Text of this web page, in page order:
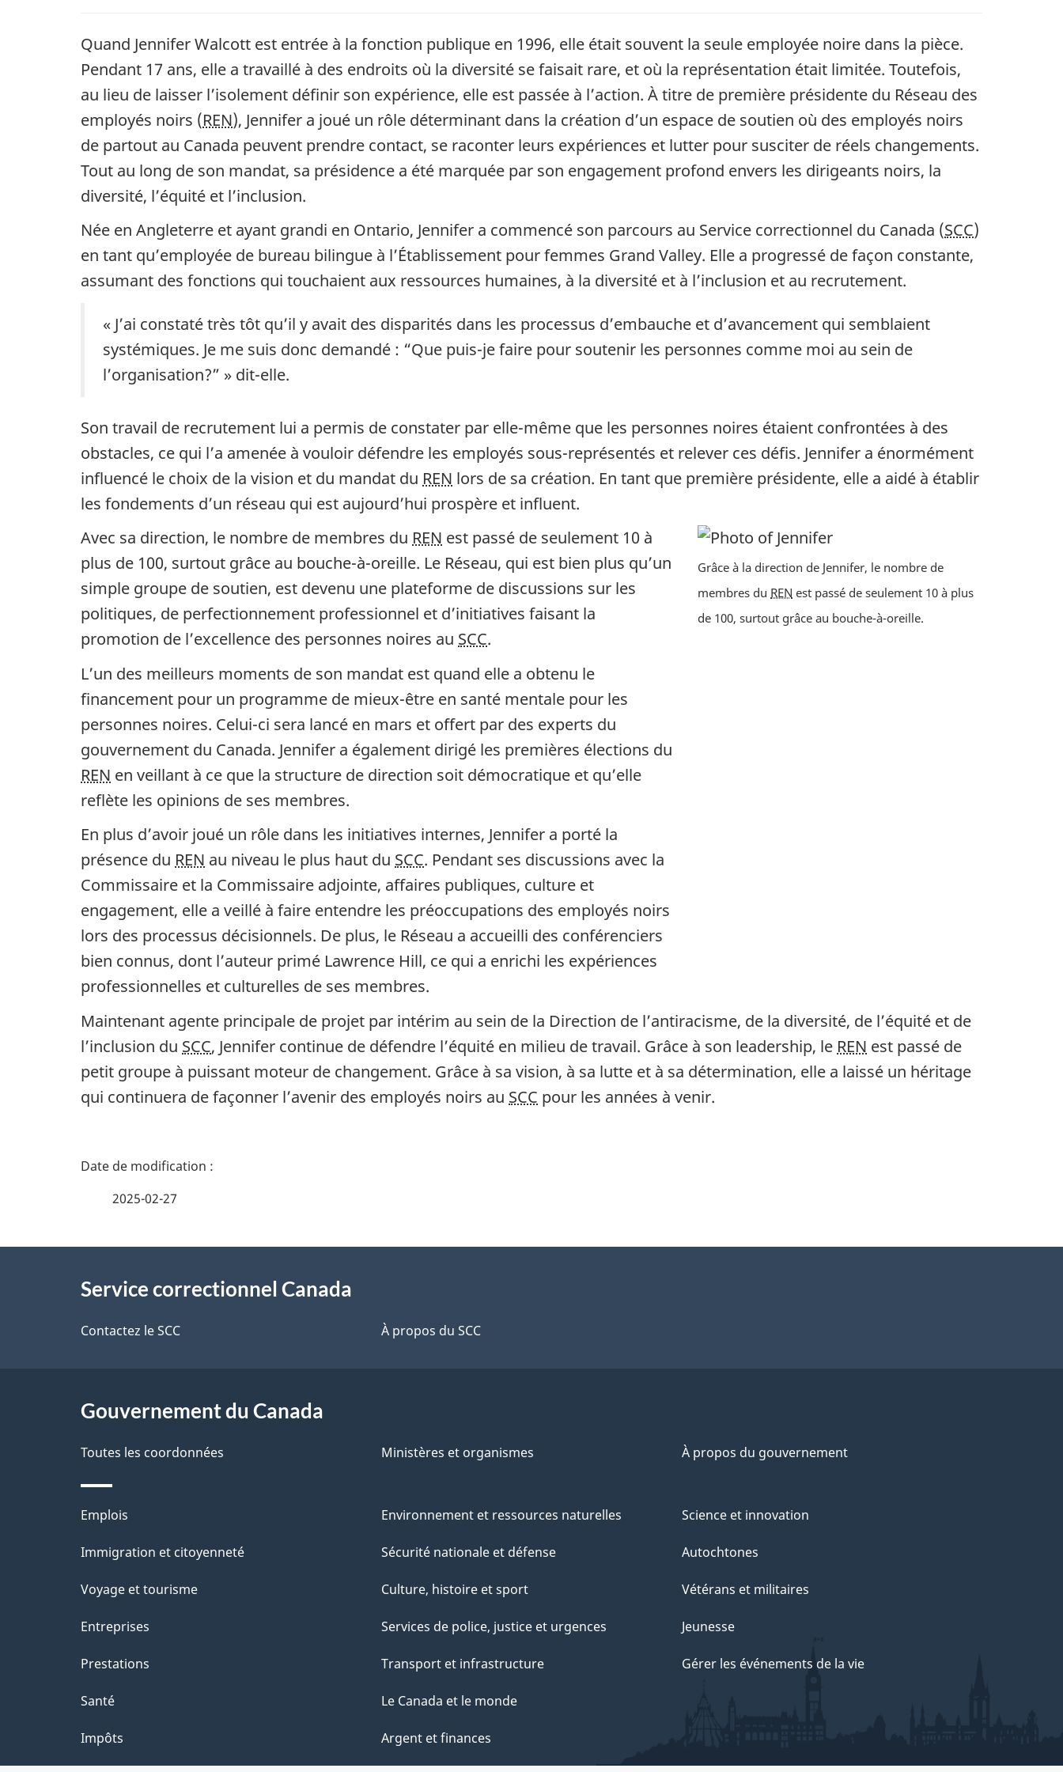
Quand Jennifer Walcott est entrée à la fonction publique en 1996, elle était souvent la seule employée noire dans la pièce.
Pendant 17 ans, elle a travaillé à des endroits où la diversité se faisait rare, et où la représentation était limitée. Toutefois,
au lieu de laisser l’isolement définir son expérience, elle est passée à l’action. À titre de première présidente du Réseau des
employés noirs (REN), Jennifer a joué un rôle déterminant dans la création d’un espace de soutien où des employés noirs
de partout au Canada peuvent prendre contact, se raconter leurs expériences et lutter pour susciter de réels changements.
Tout au long de son mandat, sa présidence a été marquée par son engagement profond envers les dirigeants noirs, la
diversité, l’équité et l’inclusion.
Née en Angleterre et ayant grandi en Ontario, Jennifer a commencé son parcours au Service correctionnel du Canada (SCC)
en tant qu’employée de bureau bilingue à l’Établissement pour femmes Grand Valley. Elle a progressé de façon constante,
assumant des fonctions qui touchaient aux ressources humaines, à la diversité et à l’inclusion et au recrutement.
« J’ai constaté très tôt qu’il y avait des disparités dans les processus d’embauche et d’avancement qui semblaient
systémiques. Je me suis donc demandé : “Que puis-je faire pour soutenir les personnes comme moi au sein de
l’organisation?” » dit-elle.
Son travail de recrutement lui a permis de constater par elle-même que les personnes noires étaient confrontées à des
obstacles, ce qui l’a amenée à vouloir défendre les employés sous-représentés et relever ces défis. Jennifer a énormément
influencé le choix de la vision et du mandat du REN lors de sa création. En tant que première présidente, elle a aidé à établir
les fondements d’un réseau qui est aujourd’hui prospère et influent.
Avec sa direction, le nombre de membres du REN est passé de seulement 10 à
plus de 100, surtout grâce au bouche-à-oreille. Le Réseau, qui est bien plus qu’un
simple groupe de soutien, est devenu une plateforme de discussions sur les
politiques, de perfectionnement professionnel et d’initiatives faisant la
promotion de l’excellence des personnes noires au SCC.
L’un des meilleurs moments de son mandat est quand elle a obtenu le
financement pour un programme de mieux-être en santé mentale pour les
personnes noires. Celui-ci sera lancé en mars et offert par des experts du
gouvernement du Canada. Jennifer a également dirigé les premières élections du
REN en veillant à ce que la structure de direction soit démocratique et qu’elle
reflète les opinions de ses membres.
En plus d’avoir joué un rôle dans les initiatives internes, Jennifer a porté la
présence du REN au niveau le plus haut du SCC. Pendant ses discussions avec la
Commissaire et la Commissaire adjointe, affaires publiques, culture et
engagement​, elle a veillé à faire entendre les préoccupations des employés noirs
lors des processus décisionnels. De plus, le Réseau a accueilli des conférenciers
bien connus, dont l’auteur primé Lawrence Hill, ce qui a enrichi les expériences
professionnelles et culturelles de ses membres.
Grâce à la direction de Jennifer, le nombre de
membres du REN est passé de seulement 10 à plus
de 100, surtout grâce au bouche-à-oreille.
Maintenant agente principale de projet par intérim au sein de la Direction de l’antiracisme, de la diversité, de l’équité et de
l’inclusion du SCC, Jennifer continue de défendre l’équité en milieu de travail. Grâce à son leadership, le REN est passé de
petit groupe à puissant moteur de changement. Grâce à sa vision, à sa lutte et à sa détermination, elle a laissé un héritage
qui continuera de façonner l’avenir des employés noirs au SCC pour les années à venir.
D
a
d
e
l
2025-02-27
proposService correctionnel Canada
Contactez le SCC À propos du SCC
Gouvernement du Canada
Toutes les coordonnées Ministères et organismes À propos du gouvernement
Thèmes
et
Emplois
Immigration et citoyenneté
Voyage et tourisme
Entreprises
Prestations
Santé
Impôts
Environnement et ressources naturelles
Sécurité nationale et défense
Culture, histoire et sport
Services de police, justice et urgences
Transport et infrastructure
Le Canada et le monde
Argent et finances
Science et innovation
Autochtones
Vétérans et militaires
Jeunesse
Gérer les événements de la vie